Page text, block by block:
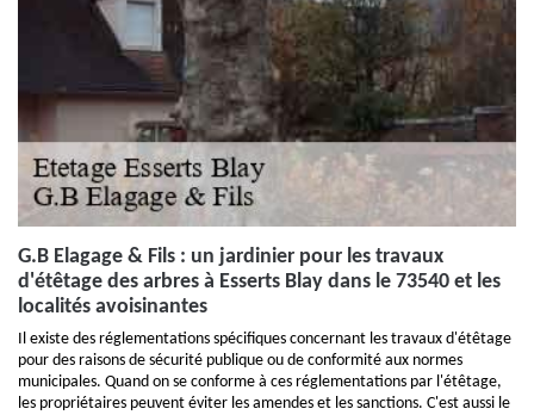
G.B Elagage & Fils : un jardinier pour les travaux
d'étêtage des arbres à Esserts Blay dans le 73540 et les
localités avoisinantes
Il existe des réglementations spécifiques concernant les travaux d'étêtage
pour des raisons de sécurité publique ou de conformité aux normes
municipales. Quand on se conforme à ces réglementations par l'étêtage,
les propriétaires peuvent éviter les amendes et les sanctions. C'est aussi le